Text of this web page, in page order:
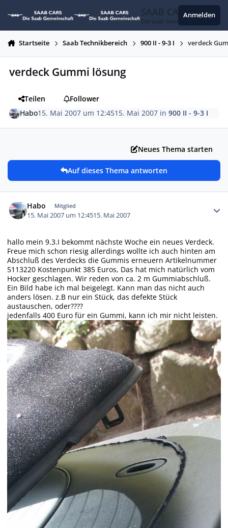
SAAB CARS
Die Saab Gemeinschaft
Anmelden
Startseite Saab Technikbereich 900 II - 9-3 I verdeck
verdeck Gummi lösung
Teilen
Follower
Habo15. Mai 2007 um 12:4515. Mai 2007 in900 II - 9-3 I
Neues Thema starten
Auf dieses Thema antworten
Habo Mitglied
15. Mai 2007 um 12:4515. Mai 2007
hallo mein 9.3.I bekommt nächste Woche ein neues Verdeck.
Freue mich schon riesig allerdings wollte ich auch hinten am
Abschluß des Verdecks die Gummis erneuern Artikelnummer
5113220 Kostenpunkt 385 Euros, Das hat mich natürlich vom
Hocker geschlagen. Wir reden von ca. 2 m Gummiabschluß.
Ein Bild habe ich mal beigelegt. Kann man das nicht auch
anders lösen. z.B nur ein Stück, das defekte Stück
austauschen, oder????
jedenfalls 400 Euro für ein Gummi, kann ich mir nicht leisten.